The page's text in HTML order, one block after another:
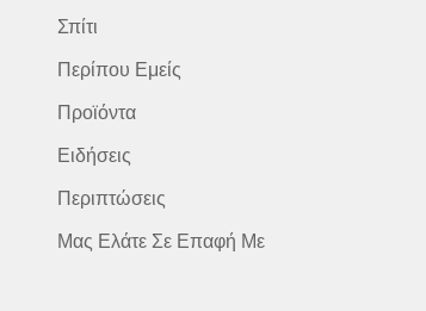
Σπίτι
Περίπου Εμείς
Προϊόντα
Ειδήσεις
Περιπτώσεις
Μας Ελάτε Σε Επαφή Με